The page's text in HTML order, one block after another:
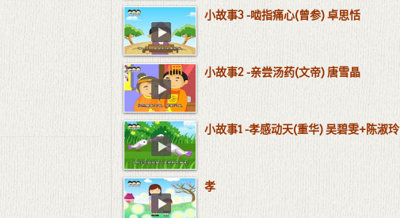
小故事3 -啮指痛心(曾参) 卓思恬
小故事2 -亲尝汤药(文帝) 唐雪晶
小故事1 -孝感动天(重华) 吴碧雯+陈淑玲
孝